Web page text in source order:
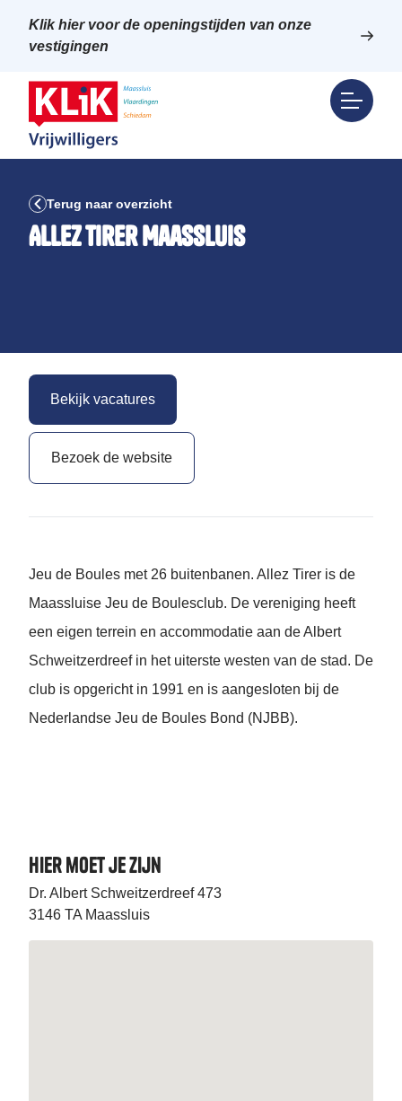
Klik hier voor de openingstijden van onze
vestigingen
Terug naar overzicht
Allez Tirer Maassluis
Bekijk vacatures
Bezoek de website
Jeu de Boules met 26 buitenbanen. Allez Tirer is de
Maassluise Jeu de Boulesclub. De vereniging heeft
een eigen terrein en accommodatie aan de Albert
Schweitzerdreef in het uiterste westen van de stad. De
club is opgericht in 1991 en is aangesloten bij de
Nederlandse Jeu de Boules Bond (NJBB).
Hier moet je zijn
Dr. Albert Schweitzerdreef 473
3146 TA Maassluis